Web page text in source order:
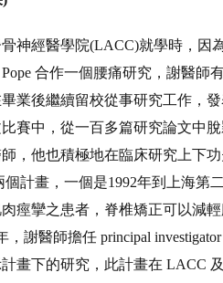
神經醫學院(LACC)就學時，因
合作一個腰痛研究，謝醫師
業後繼續留校從事研究工作，
賽中，從一百多篇研究論文中
，他也積極地在臨床研究上下
計畫，一個是1992年到上海第二
痙攣之患者，脊椎矯正可以減輕
，謝醫師擔任 principal
畫下的研究，此計畫在 LACC